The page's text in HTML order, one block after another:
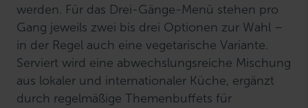
werden. Für das Drei-Gänge-Menü stehen pro
Gang jeweils zwei bis drei Optionen zur Wahl –
in der Regel auch eine vegetarische Variante.
Serviert wird eine abwechslungsreiche Mischung
aus lokaler und internationaler Küche, ergänzt
durch regelmäßige Themenbuffets für